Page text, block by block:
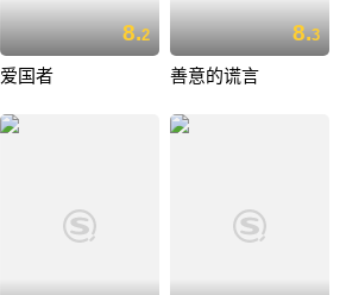
8.2
爱国者
8.3
善意的谎言